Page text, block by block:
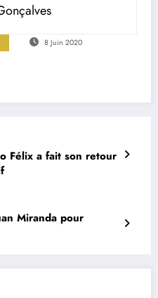
8 Juin 2020
Félix a fait son retour
Miranda pour